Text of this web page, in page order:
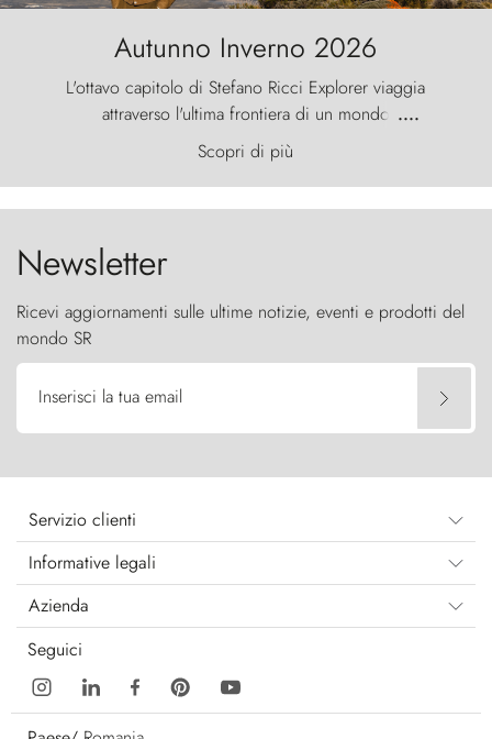
Autunno Inverno 2026
L'ottavo capitolo di Stefano Ricci Explorer viaggia
attraverso l'ultima frontiera di un mondo
primordiale, dove il vento scolpisce la natura con
furia ancestrale e le Torres del Paine sfidano il
cielo come sentinelle di pietra.
....
Scopri di più
Newsletter
Ricevi aggiornamenti sulle ultime notizie, eventi e prodotti del
mondo SR
Inserisci la tua email
Servizio clienti
Informative legali
Azienda
Seguici